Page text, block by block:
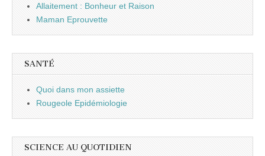
Allaitement : Bonheur et Raison
Maman Eprouvette
SANTÉ
Quoi dans mon assiette
Rougeole Epidémiologie
SCIENCE AU QUOTIDIEN